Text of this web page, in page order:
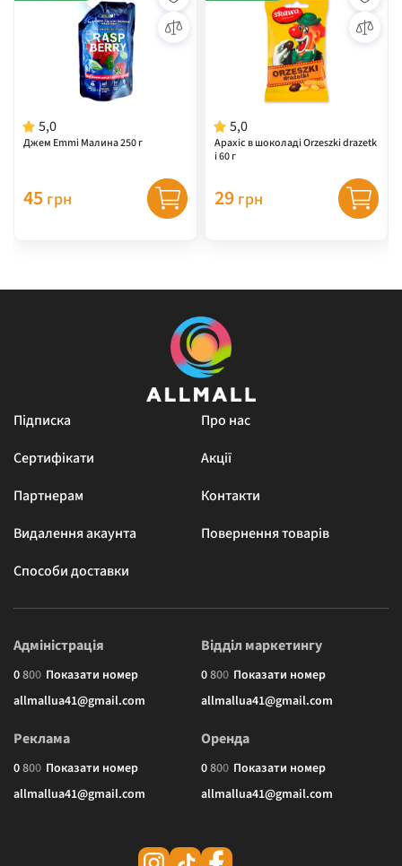
5,0
Джем Emmi Малина 250 г
45 грн
5,0
Арахіс в шоколаді Orzeszki drazetk
i 60 г
29 грн
Підписка
Про нас
Сертифікати
Акції
Партнерам
Контакти
Видалення акаунта
Повернення товарів
Способи доставки
Адміністрація
0800 Показати номер
allmallua41@gmail.com
Відділ маркетингу
0800 Показати номер
allmallua41@gmail.com
Реклама
0800 Показати номер
allmallua41@gmail.com
Оренда
0800 Показати номер
allmallua41@gmail.com